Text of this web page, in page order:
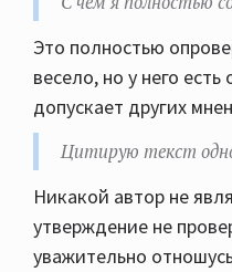
возмущаться и
только лишь в силу
компоненты для
музыки....продолжение
Это полностью
весело, но у него
допускает других
Цитирую текст
Никакой автор не
утверждение не
уважительно